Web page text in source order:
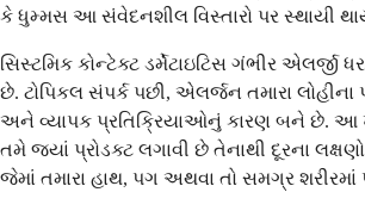
કે ધુમ્મસ આ સંવેદનશીલ વિસ્તારો પર સ્થાયી
સિસ્ટમિક કોન્ટેક્ટ ડર્મેટાઇટિસ ગંભીર એલર્જી
છે. ટોપિકલ સંપર્ક પછી, એલર્જન તમારા
અને વ્યાપક પ્રતિક્રિયાઓનું કારણ બને છે. આ
તમે જ્યાં પ્રોડક્ટ લગાવી છે તેનાથી દૂરના
જેમાં તમારા હાથ, પગ અથવા તો સમગ્ર